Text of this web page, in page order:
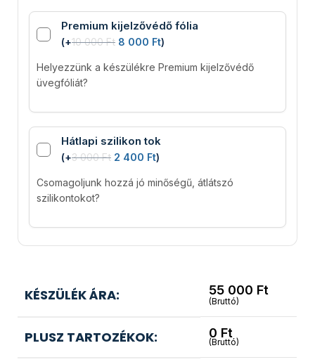
Premium kijelzővédő fólia
(+10 000Ft 8 000 Ft)
Helyezzünk a készülékre Premium kijelzővédő
üvegfóliát?
Hátlapi szilikon tok
(+3 000Ft 2 400 Ft)
Csomagoljunk hozzá jó minőségű, átlátszó
szilikontokot?
KÉSZÜLÉK ÁRA: 55 000 Ft
(Bruttó)
PLUSZ TARTOZÉKOK: 0 Ft
(Bruttó)